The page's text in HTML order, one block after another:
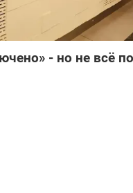
- но не всё